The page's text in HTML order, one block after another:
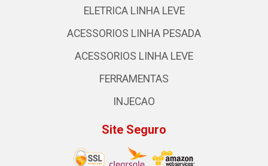
ELETRICA LINHA LEVE
ACESSORIOS LINHA PESADA
ACESSORIOS LINHA LEVE
FERRAMENTAS
INJECAO
Site Seguro